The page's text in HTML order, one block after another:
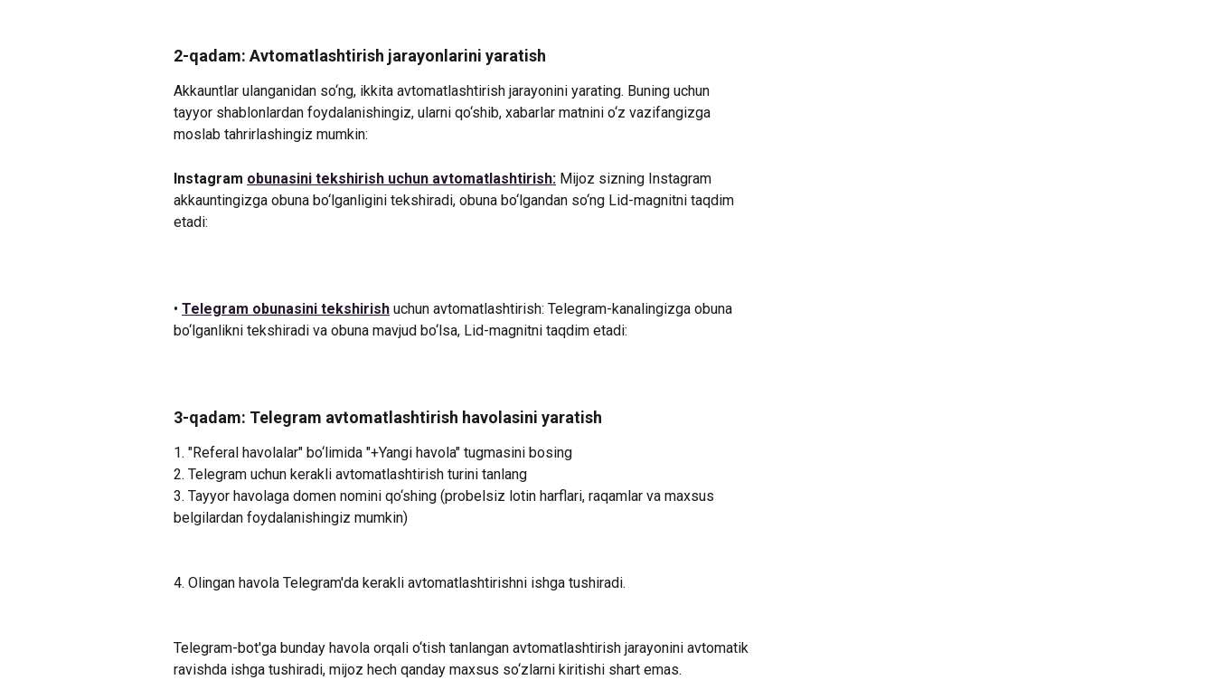
2-qadam: Avtomatlashtirish jarayonlarini yaratish
Akkauntlar ulanganidan so‘ng, ikkita avtomatlashtirish jarayonini yarating. Buning uchun
tayyor shablonlardan foydalanishingiz, ularni qo‘shib, xabarlar matnini o‘z vazifangizga
moslab tahrirlashingiz mumkin:
Instagram obunasini tekshirish uchun avtomatlashtirish: Mijoz sizning Instagram
akkauntingizga obuna bo‘lganligini tekshiradi, obuna bo‘lgandan so‘ng Lid-magnitni taqdim
etadi:
• Telegram obunasini tekshirish uchun avtomatlashtirish: Telegram-kanalingizga obuna
bo‘lganlikni tekshiradi va obuna mavjud bo‘lsa, Lid-magnitni taqdim etadi:
3-qadam: Telegram avtomatlashtirish havolasini yaratish
1. "Referal havolalar" bo‘limida "+Yangi havola" tugmasini bosing
2. Telegram uchun kerakli avtomatlashtirish turini tanlang
3. Tayyor havolaga domen nomini qo‘shing (probelsiz lotin harflari, raqamlar va maxsus
belgilardan foydalanishingiz mumkin)
4. Olingan havola Telegram'da kerakli avtomatlashtirishni ishga tushiradi.
Telegram-bot'ga bunday havola orqali o‘tish tanlangan avtomatlashtirish jarayonini avtomatik
ravishda ishga tushiradi, mijoz hech qanday maxsus so‘zlarni kiritishi shart emas.